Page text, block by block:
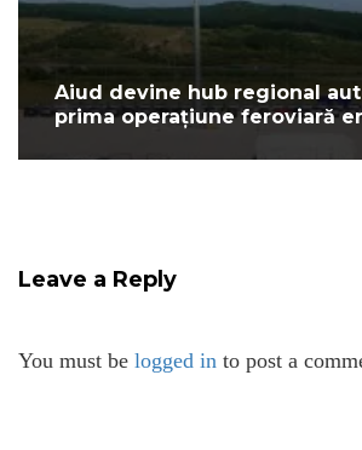
Aiud devine hub regional
prima operațiune feroviară
Leave a Reply
You must be logged in to post a